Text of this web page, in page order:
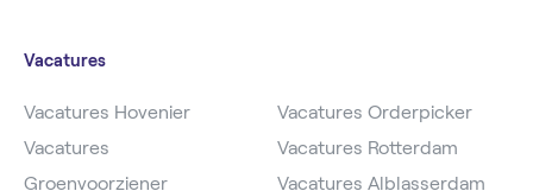
Vacatures
Vacatures Hovenier
Vacatures
Groenvoorziener
Vacatures Orderpicker
Vacatures Rotterdam
Vacatures Alblasserdam